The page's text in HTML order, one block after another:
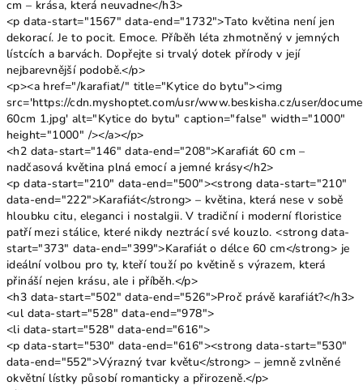
cm – krása, která neuvadne</h3>
<p data-start="1567" data-end="1732">Tato květina není jen
dekorací. Je to pocit. Emoce. Příběh léta zhmotněný v jemných
lístcích a barvách. Dopřejte si trvalý dotek přírody v její
nejbarevnější podobě.</p>
<p><a href="/karafiat/" title="Kytice do bytu"><img
src='https://cdn.myshoptet.com/usr/www.beskisha.cz/user/
60cm 1.jpg' alt="Kytice do bytu" caption="false" width="1000"
height="1000" /></a></p>
<h2 data-start="146" data-end="208">Karafiát 60 cm –
nadčasová květina plná emocí a jemné krásy</h2>
<p data-start="210" data-end="500"><strong data-start="210"
data-end="222">Karafiát</strong> – květina, která nese v sobě
hloubku citu, eleganci i nostalgii. V tradiční i moderní floristice
patří mezi stálice, které nikdy neztrácí své kouzlo. <strong data-
start="373" data-end="399">Karafiát o délce 60 cm</strong> je
ideální volbou pro ty, kteří touží po květině s výrazem, která
přináší nejen krásu, ale i příběh.</p>
<h3 data-start="502" data-end="526">Proč právě karafiát?</h3>
<ul data-start="528" data-end="978">
<li data-start="528" data-end="616">
<p data-start="530" data-end="616"><strong data-start="530"
data-end="552">Výrazný tvar květu</strong> – jemně zvlněné
okvětní lístky působí romanticky a přirozeně.</p>